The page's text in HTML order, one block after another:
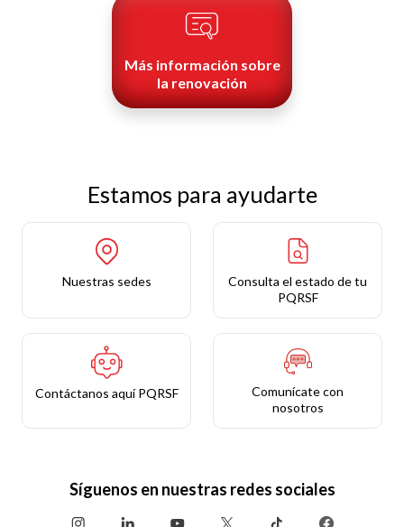
Más información sobre
la renovación
Estamos para ayudarte
Nuestras sedes
Consulta el estado de tu
PQRSF
Contáctanos aquí PQRSF
Comunícate con
nosotros
Síguenos en nuestras redes sociales